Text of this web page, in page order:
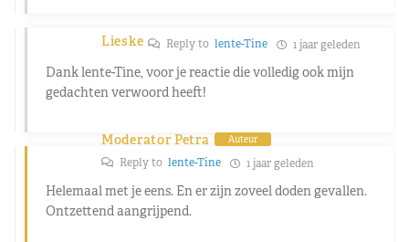
Lieske Reply tolente-Tine 1 jaar geleden
Dank lente-Tine, voor je reactie die volledig ook mijn
gedachten verwoord heeft!
Moderator Petra Auteur
Reply to lente-Tine 1 jaar geleden
Helemaal met je eens. En er zijn zoveel doden gevallen.
Ontzettend aangrijpend.